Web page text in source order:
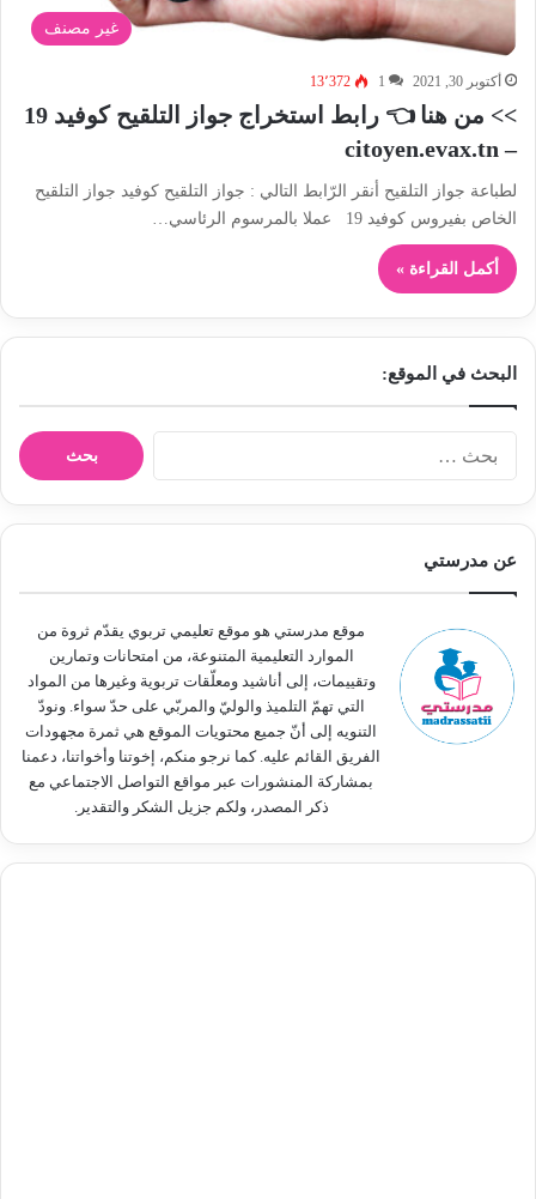
غير مصنف
أكتوبر 30, 2021 1 13٬372
>> من هنا 👈 رابط استخراج جواز التلقيح كوفيد 19
– citoyen.evax.tn
لطباعة جواز التلقيح أنقر الرّابط التالي : جواز التلقيح كوفيد جواز التلقيح
الخاص بفيروس كوفيد 19 عملا بالمرسوم الرئاسي…
أكمل القراءة »
البحث في الموقع:
ن
عن مدرستي
موقع مدرستي هو موقع تعليمي تربوي يقدّم ثروة من
الموارد التعليمية المتنوعة، من امتحانات وتمارين
وتقييمات، إلى أناشيد ومعلّقات تربوية وغيرها من المواد
التي تهمّ التلميذ والوليّ والمربّي على حدّ سواء. ونودّ
التنويه إلى أنّ جميع محتويات الموقع هي ثمرة مجهودات
الفريق القائم عليه. كما نرجو منكم، إخوتنا وأخواتنا، دعمنا
بمشاركة المنشورات عبر مواقع التواصل الاجتماعي مع
ذكر المصدر، ولكم جزيل الشكر والتقدير.